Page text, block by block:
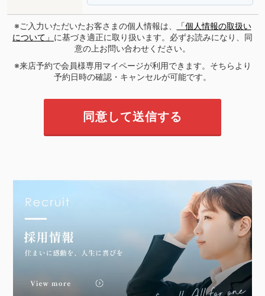
※ご入力いただいたお客さまの個人情報は、
「個人情報の取扱い
について」 に基づき適正に取り扱います。必ずお読みになり、同
意の上お問い合わせください。
※来店予約で会員様専用マイページが利用できます。そちらより
予約日時の確認・キャンセルが可能です。